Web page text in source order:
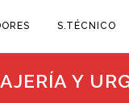
S.TÉCNICO
Y